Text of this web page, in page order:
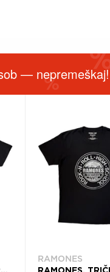
— nepremeškaj!
RAMONES